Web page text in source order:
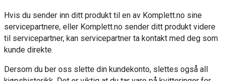
Hvis du sender inn ditt produkt til en av Komplett.no sine
servicepartnere, eller Komplett.no sender ditt produkt videre
til servicepartner, kan servicepartner ta kontakt med deg som
kunde direkte.
Dersom du ber oss slette din kundekonto, slettes også all